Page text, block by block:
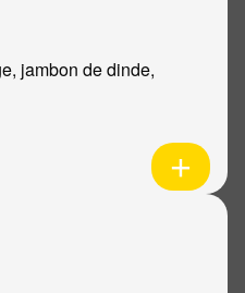
jambon de dinde,